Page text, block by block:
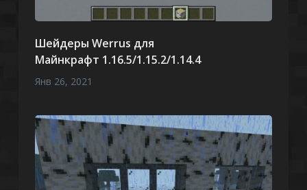
Шейдеры Werrus для
Майнкрафт 1.16.5/1.15.2/1.14.4
Янв 26, 2021